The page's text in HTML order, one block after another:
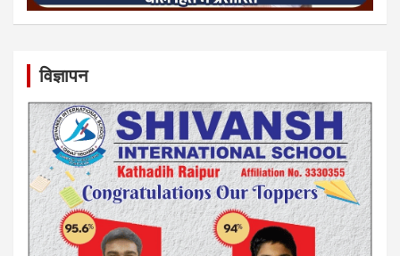
विज्ञापन